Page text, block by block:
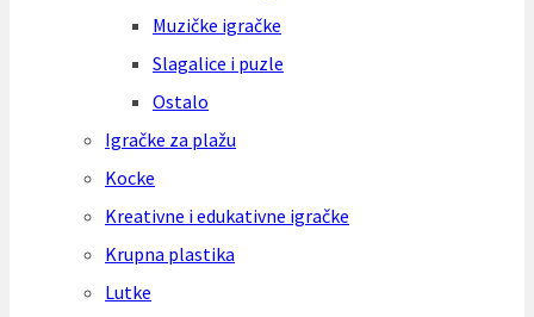
Muzičke igračke
Slagalice i puzle
Ostalo
Igračke za plažu
Kocke
Kreativne i edukativne igračke
Krupna plastika
Lutke